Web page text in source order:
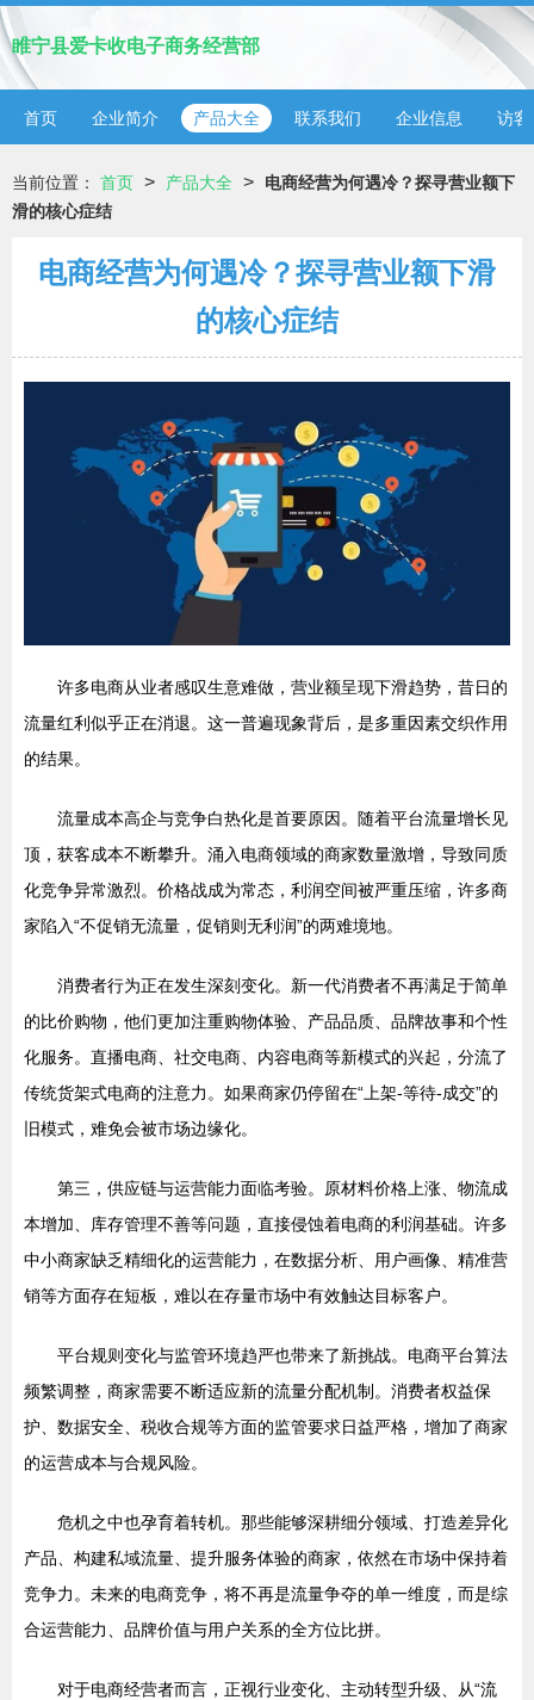
睢宁县爱卡收电子商务经营部
首页 企业简介 产品大全 联系我们 企业信息 访客
当前位置： 首页 > 产品大全 >
电商经营为何遇冷？探寻营业额下
滑的核心症结
电商经营为何遇冷？探寻营业额下滑
的核心症结
许多电商从业者感叹生意难做，营业额呈现下滑趋势，昔日的
流量红利似乎正在消退。这一普遍现象背后，是多重因素交织作用
的结果。
流量成本高企与竞争白热化是首要原因。随着平台流量增长见
顶，获客成本不断攀升。涌入电商领域的商家数量激增，导致同质
化竞争异常激烈。价格战成为常态，利润空间被严重压缩，许多商
家陷入“不促销无流量，促销则无利润”的两难境地。
消费者行为正在发生深刻变化。新一代消费者不再满足于简单
的比价购物，他们更加注重购物体验、产品品质、品牌故事和个性
化服务。直播电商、社交电商、内容电商等新模式的兴起，分流了
传统货架式电商的注意力。如果商家仍停留在“上架-等待-成交”的
旧模式，难免会被市场边缘化。
第三，供应链与运营能力面临考验。原材料价格上涨、物流成
本增加、库存管理不善等问题，直接侵蚀着电商的利润基础。许多
中小商家缺乏精细化的运营能力，在数据分析、用户画像、精准营
销等方面存在短板，难以在存量市场中有效触达目标客户。
平台规则变化与监管环境趋严也带来了新挑战。电商平台算法
频繁调整，商家需要不断适应新的流量分配机制。消费者权益保
护、数据安全、税收合规等方面的监管要求日益严格，增加了商家
的运营成本与合规风险。
危机之中也孕育着转机。那些能够深耕细分领域、打造差异化
产品、构建私域流量、提升服务体验的商家，依然在市场中保持着
竞争力。未来的电商竞争，将不再是流量争夺的单一维度，而是综
合运营能力、品牌价值与用户关系的全方位比拼。
对于电商经营者而言，正视行业变化、主动转型升级、从“流